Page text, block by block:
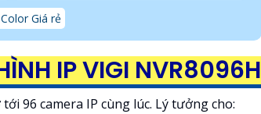
Giá rẻ
IP VIGI NVR8096H
96 camera IP cùng lúc. Lý tưởng cho: